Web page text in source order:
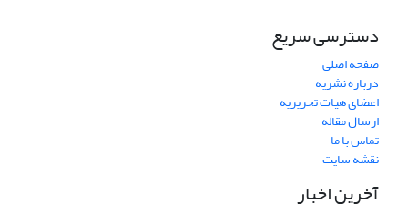
دسترسی سریع
صفحه اصلی
درباره نشریه
اعضای هیات تحریریه
ارسال مقاله
تماس با ما
نقشه سایت
آخرین اخبار